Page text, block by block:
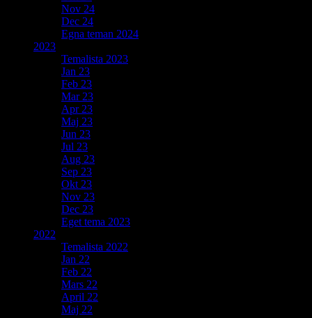
Nov 24
Dec 24
Egna teman 2024
2023
Temalista 2023
Jan 23
Feb 23
Mar 23
Apr 23
Maj 23
Jun 23
Jul 23
Aug 23
Sep 23
Okt 23
Nov 23
Dec 23
Eget tema 2023
2022
Temalista 2022
Jan 22
Feb 22
Mars 22
April 22
Maj 22